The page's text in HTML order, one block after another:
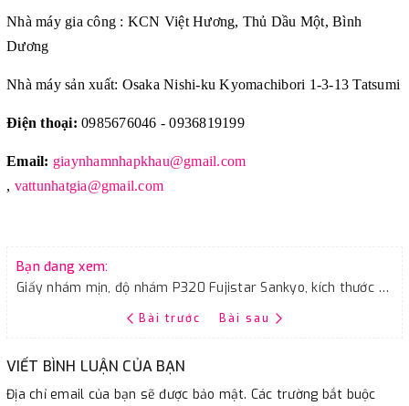
Nhà máy gia công : KCN Việt Hương, Thủ Dầu Một, Bình
Dương
Nhà máy sản xuất: Osaka Nishi-ku Kyomachibori 1-3-13 Tatsumi
Điện thoại: 0985676046 - 0936819199
Email: giaynhamnhapkhau@gmail.com
, vattunhatgia@gmail.com
Bạn đang xem:
Giấy nhám mịn, độ nhám P320 Fujistar Sankyo, kích thước 9''x11''
Bài trước Bài sau
VIẾT BÌNH LUẬN CỦA BẠN
Địa chỉ email của bạn sẽ được bảo mật. Các trường bắt buộc